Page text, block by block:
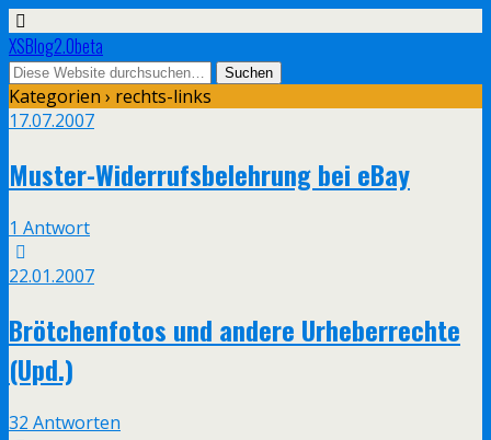
XSBlog2.0beta
Kategorien › rechts-links
17.07.2007
Muster-Widerrufsbelehrung bei eBay
1 Antwort
22.01.2007
Brötchenfotos und andere Urheberrechte
(Upd.)
32 Antworten